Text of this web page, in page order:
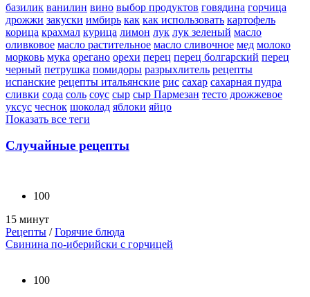
базилик ванилин вино выбор продуктов говядина горчица
дрожжи закуски имбирь как как использовать картофель
корица крахмал курица лимон лук лук зеленый масло
оливковое масло растительное масло сливочное мед молоко
морковь мука орегано орехи перец перец болгарский перец
черный петрушка помидоры разрыхлитель рецепты
испанские рецепты итальянские рис сахар сахарная пудра
сливки сода соль соус сыр сыр Пармезан тесто дрожжевое
уксус чеснок шоколад яблоки яйцо
Показать все теги
Случайные рецепты
100
15 минут
Рецепты /Горячие блюда
Свинина по-иберийски с горчицей
100